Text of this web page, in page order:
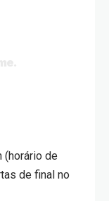
(horário de
de final no